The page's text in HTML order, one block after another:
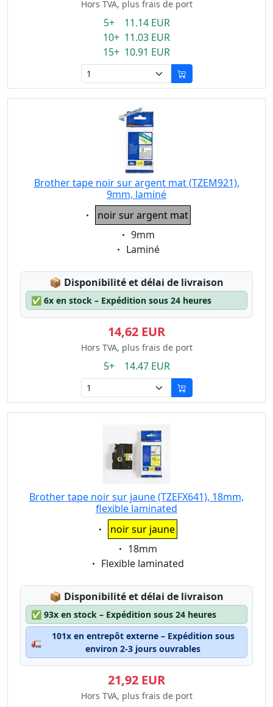
Hors TVA, plus frais de port
5+ 11.14 EUR
10+ 11.03 EUR
15+ 10.91 EUR
Brother tape noir sur argent mat (TZEM921),
9mm, laminé
Eigenschaft:
noir sur argent mat
Eigenschaft:
9mm
Eigenschaft:
Laminé
📦 Lagerstatus:
Disponibilité et délai de livraison
✅ 6x en stock – Expédition sous 24 heures
14,62 EUR
Hors TVA, plus frais de port
5+ 14.47 EUR
Brother tape noir sur jaune (TZEFX641), 18mm,
flexible laminated
Eigenschaft:
noir sur jaune
Eigenschaft:
18mm
Eigenschaft:
Flexible laminated
📦 Lagerstatus:
Disponibilité et délai de livraison
✅ 93x en stock – Expédition sous 24 heures
🚛
101x en entrepôt externe – Expédition sous
environ 2-3 jours ouvrables
21,92 EUR
Hors TVA, plus frais de port